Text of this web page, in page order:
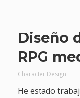
Diseño
RPG
Character Design
He estado